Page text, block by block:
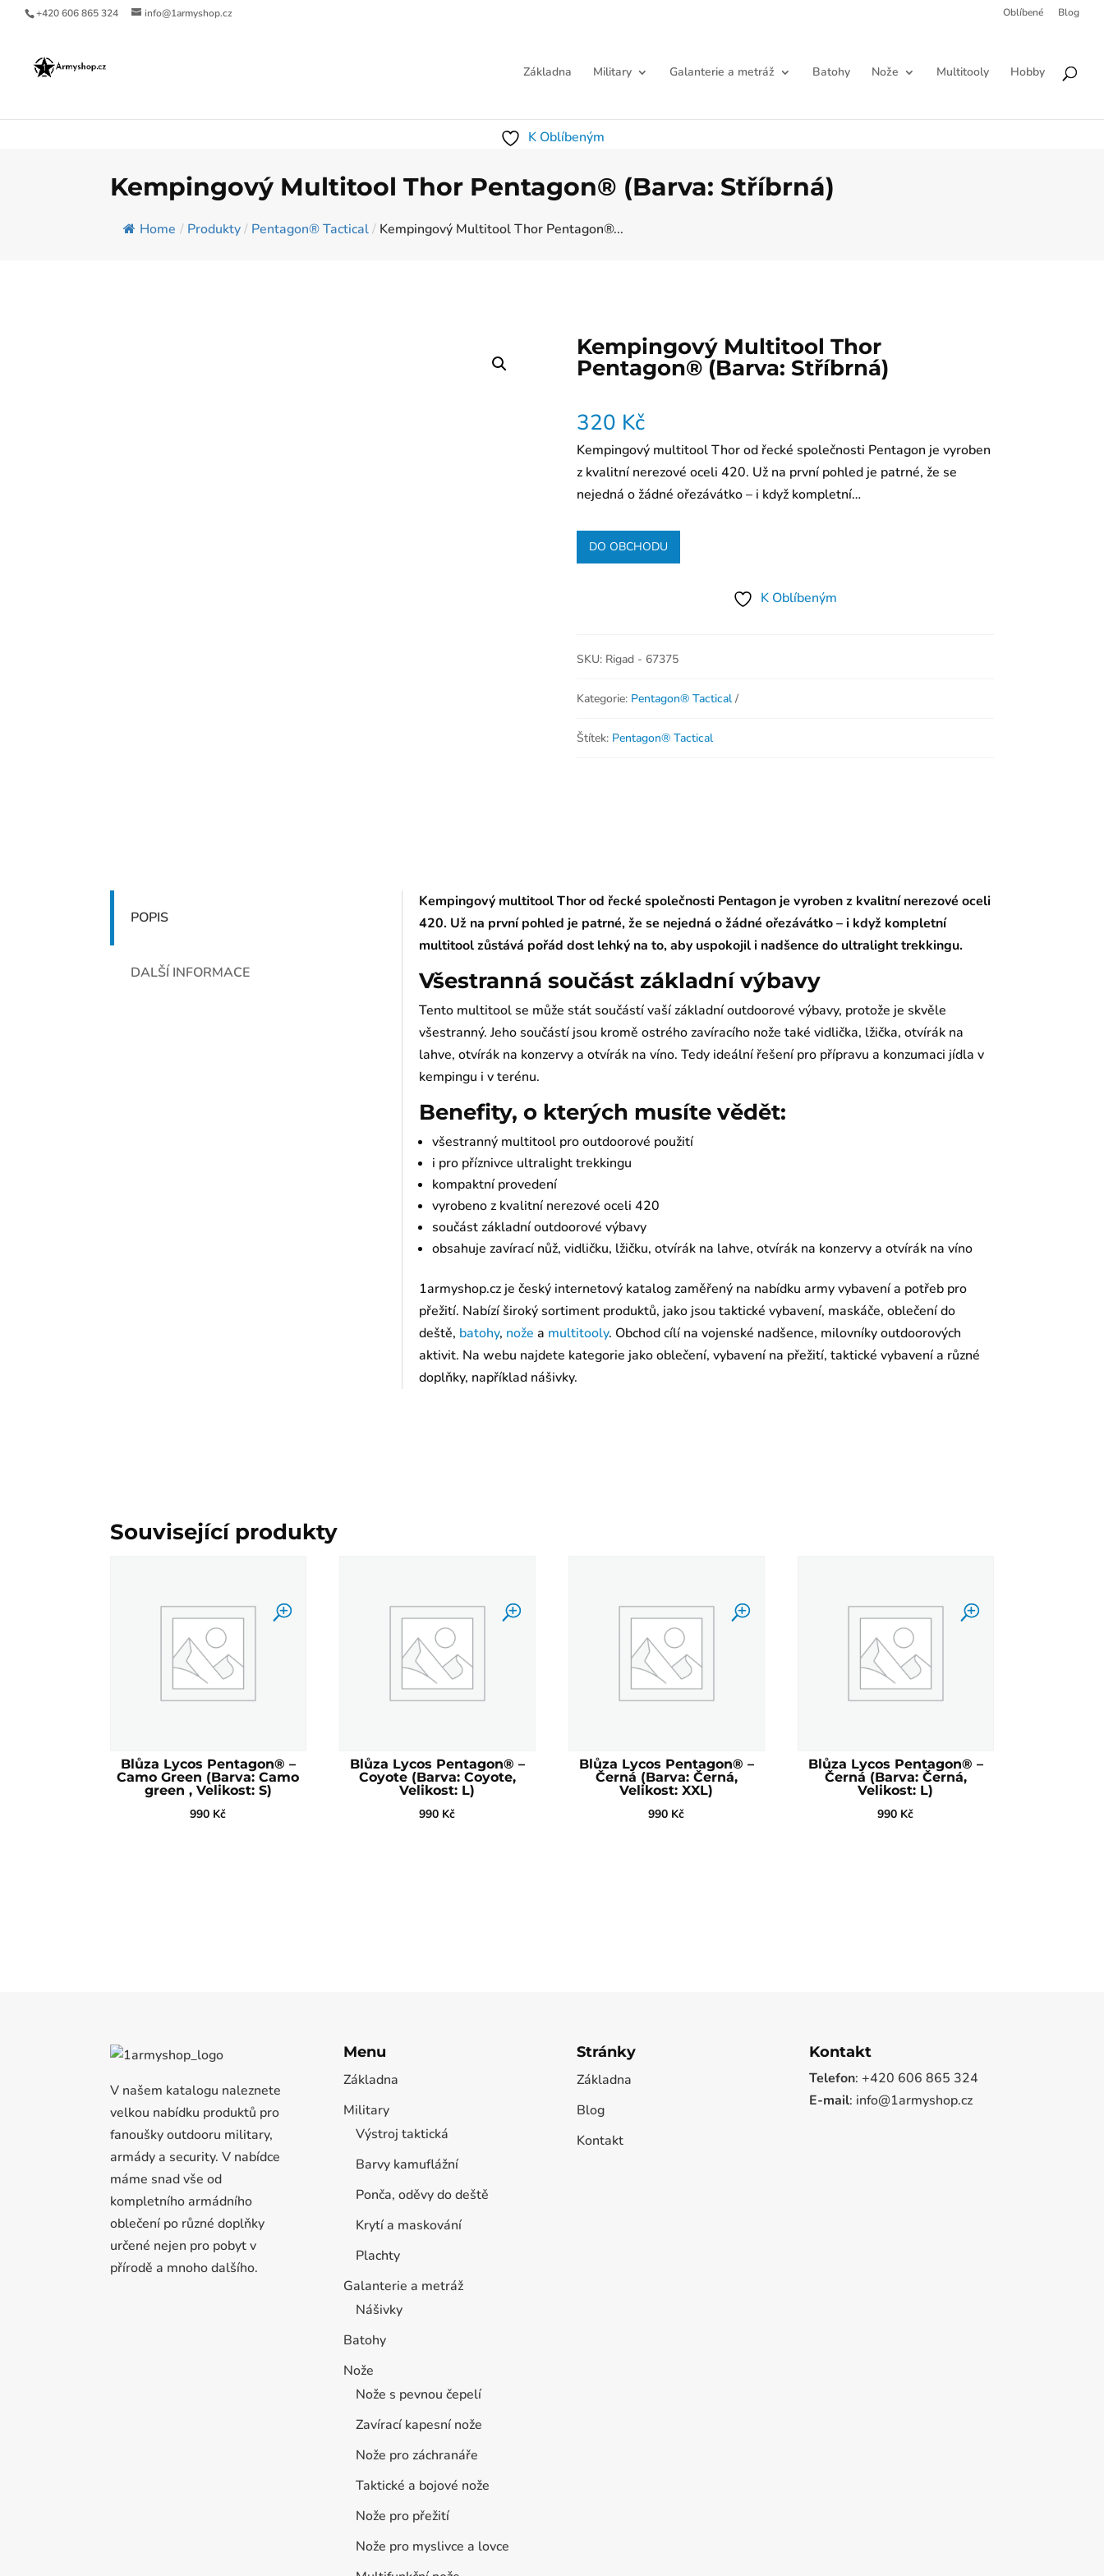
+420 606 865 324 info@1armyshop.cz Oblíbené Blog
Základna Military Galanterie a metráž Batohy Nože Multitooly Hobby
K Oblíbeným
Kempingový Multitool Thor Pentagon® (Barva: Stříbrná)
Home / Produkty / Pentagon® Tactical / Kempingový Multitool Thor Pentagon®...
Kempingový Multitool Thor
Pentagon® (Barva: Stříbrná)
320 Kč
Kempingový multitool Thor od řecké společnosti Pentagon je vyroben
z kvalitní nerezové oceli 420. Už na první pohled je patrné, že se
nejedná o žádné ořezávátko – i když kompletní…
DO OBCHODU
K Oblíbeným
SKU: Rigad - 67375
Kategorie: Pentagon® Tactical
Štítek: Pentagon® Tactical
POPIS
DALŠÍ INFORMACE
Kempingový multitool Thor od řecké společnosti Pentagon je vyroben z kvalitní nerezové oceli
420. Už na první pohled je patrné, že se nejedná o žádné ořezávátko – i když kompletní
multitool zůstává pořád dost lehký na to, aby uspokojil i nadšence do ultralight trekkingu.
Všestranná součást základní výbavy
Tento multitool se může stát součástí vaší základní outdoorové výbavy, protože je skvěle
všestranný. Jeho součástí jsou kromě ostrého zavíracího nože také vidlička, lžička, otvírák na
lahve, otvírák na konzervy a otvírák na víno. Tedy ideální řešení pro přípravu a konzumaci jídla v
kempingu i v terénu.
Benefity, o kterých musíte vědět:
všestranný multitool pro outdoorové použití
i pro příznivce ultralight trekkingu
kompaktní provedení
vyrobeno z kvalitní nerezové oceli 420
součást základní outdoorové výbavy
obsahuje zavírací nůž, vidličku, lžičku, otvírák na lahve, otvírák na konzervy a otvírák na víno
1armyshop.cz je český internetový katalog zaměřený na nabídku army vybavení a potřeb pro
přežití. Nabízí široký sortiment produktů, jako jsou taktické vybavení, maskáče, oblečení do
deště, batohy, nože a multitooly. Obchod cílí na vojenské nadšence, milovníky outdoorových
aktivit. Na webu najdete kategorie jako oblečení, vybavení na přežití, taktické vybavení a různé
doplňky, například nášivky.
Související produkty
Blůza Lycos Pentagon® –
Camo Green (Barva: Camo
green , Velikost: S)
990 Kč
Blůza Lycos Pentagon® –
Coyote (Barva: Coyote,
Velikost: L)
990 Kč
Blůza Lycos Pentagon® –
Černá (Barva: Černá,
Velikost: XXL)
990 Kč
Blůza Lycos Pentagon® –
Černá (Barva: Černá,
Velikost: L)
990 Kč
V našem katalogu naleznete
velkou nabídku produktů pro
fanoušky outdooru military,
armády a security. V nabídce
máme snad vše od
kompletního armádního
oblečení po různé doplňky
určené nejen pro pobyt v
přírodě a mnoho dalšího.
Menu
Základna
Military
Výstroj taktická
Barvy kamuflážní
Ponča, oděvy do deště
Krytí a maskování
Plachty
Galanterie a metráž
Nášivky
Batohy
Nože
Nože s pevnou čepelí
Zavírací kapesní nože
Nože pro záchranáře
Taktické a bojové nože
Nože pro přežití
Nože pro myslivce a lovce
Stránky
Základna
Blog
Kontakt
Kontakt
Telefon: +420 606 865 324
E-mail: info@1armyshop.cz